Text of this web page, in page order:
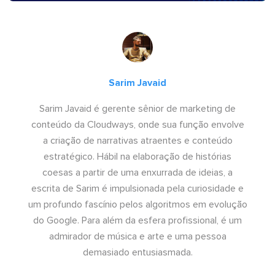
Sarim Javaid
Sarim Javaid é gerente sênior de marketing de
conteúdo da Cloudways, onde sua função envolve
a criação de narrativas atraentes e conteúdo
estratégico. Hábil na elaboração de histórias
coesas a partir de uma enxurrada de ideias, a
escrita de Sarim é impulsionada pela curiosidade e
um profundo fascínio pelos algoritmos em evolução
do Google. Para além da esfera profissional, é um
admirador de música e arte e uma pessoa
demasiado entusiasmada.